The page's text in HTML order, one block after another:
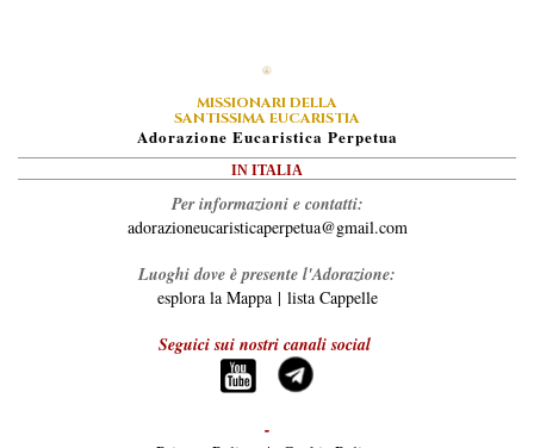
MISSIONARI DELLA
SANTISSIMA EUCARISTIA
ADorazione EUcaristica PErpetua
IN ITALIA
Per informazioni e contatti:
adorazioneucaristicaperpetua@gmail.com
Luoghi dove è presente l'Adorazione:
esplora la Mappa| lista Cappelle
Seguici sui nostri canali social
-